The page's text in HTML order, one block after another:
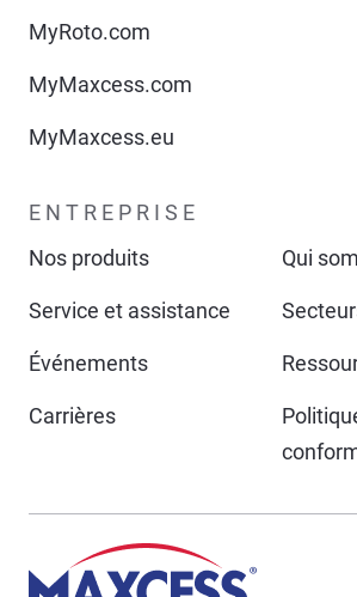
MyRoto.com
MyMaxcess.com
MyMaxcess.eu
ENTREPRISE
Nos produits
Qui
Service et assistance
Événements
Carrières